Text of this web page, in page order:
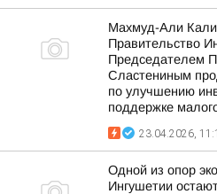
Махмуд-Али
Правительство
Председателем
Сластениным
по улучшению
поддержке
23.04.2026,
Одной из опор
Ингушетии